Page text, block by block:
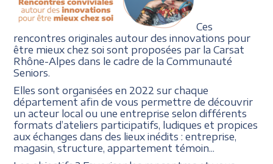
Ces
rencontres originales autour des innovations pour
être mieux chez soi sont proposées par la Carsat
Rhône-Alpes dans le cadre de la Communauté
Seniors.
Elles sont organisées en 2022 sur chaque
département afin de vous permettre de découvrir
un acteur local ou une entreprise selon différents
formats d’ateliers participatifs, ludiques et propices
aux échanges dans des lieux inédits : entreprise,
magasin, structure, appartement témoin...